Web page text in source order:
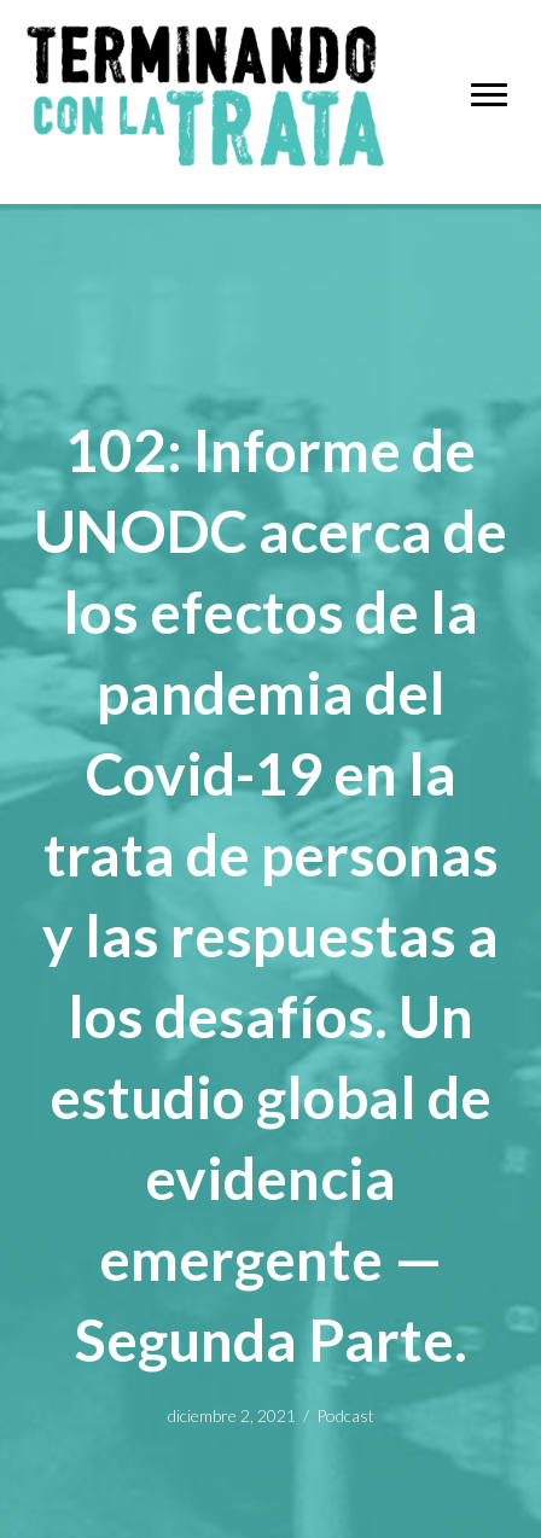
102: Informe de
UNODC acerca de
los efectos de la
pandemia del
Covid-19 en la
trata de personas
y las respuestas a
los desafíos. Un
estudio global de
evidencia
emergente —
Segunda Parte.
diciembre 2, 2021 / Podcast